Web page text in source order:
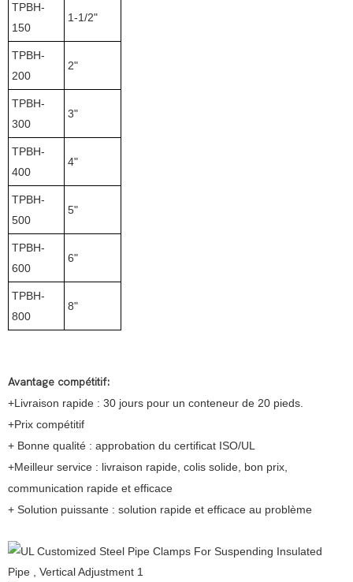
TPBH-
150
1-1/2"
TPBH-
200
2"
TPBH-
300
3"
TPBH-
400
4"
TPBH-
500
5"
TPBH-
600
6"
TPBH-
800
8"
Avantage compétitif:
+Livraison rapide : 30 jours pour un conteneur de 20 pieds.
+Prix compétitif
+ Bonne qualité : approbation du certificat ISO/UL
+Meilleur service : livraison rapide, colis solide, bon prix,
communication rapide et efficace
+ Solution puissante : solution rapide et efficace au problème